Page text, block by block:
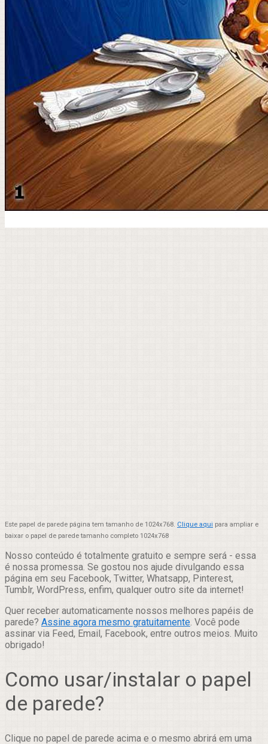
Este papel de parede página tem tamanho de 1024x768. Clique aqui para ampliar e
baixar o papel de parede tamanho completo 1024x768
Nosso conteúdo é totalmente gratuito e sempre será - essa
é nossa promessa. Se gostou nos ajude divulgando essa
página em seu Facebook, Twitter, Whatsapp, Pinterest,
Tumblr, WordPress, enfim, qualquer outro site da internet!
Quer receber automaticamente nossos melhores papéis de
parede? Assine agora mesmo gratuitamente. Você pode
assinar via Feed, Email, Facebook, entre outros meios. Muito
obrigado!
Como usar/instalar o papel
de parede?
Clique no papel de parede acima e o mesmo abrirá em uma